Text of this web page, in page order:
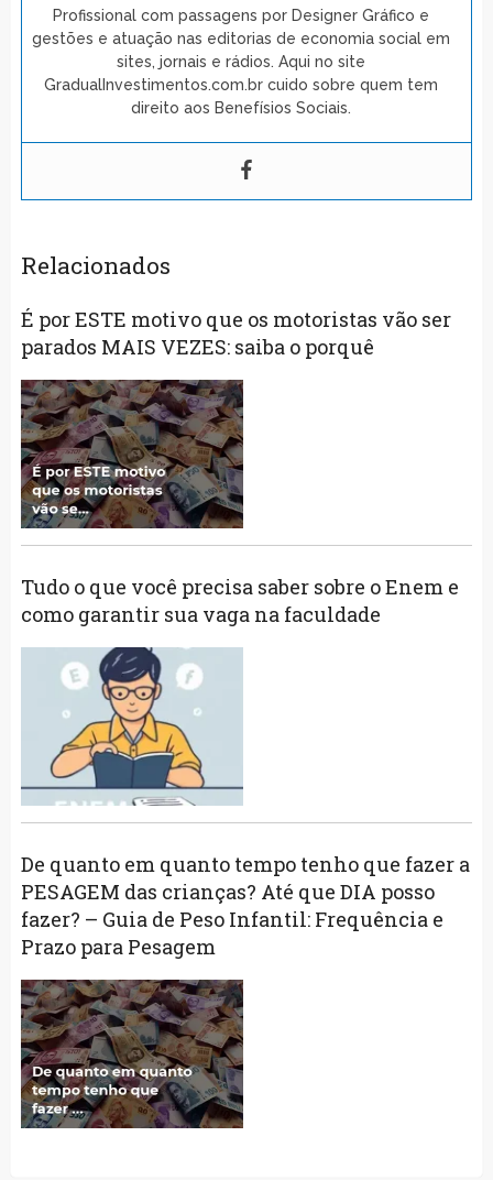
Profissional com passagens por Designer Gráfico e
gestões e atuação nas editorias de economia social em
sites, jornais e rádios. Aqui no site
GradualInvestimentos.com.br cuido sobre quem tem
direito aos Benefísios Sociais.
Relacionados
É por ESTE motivo que os motoristas vão ser
parados MAIS VEZES: saiba o porquê
Tudo o que você precisa saber sobre o Enem e
como garantir sua vaga na faculdade
De quanto em quanto tempo tenho que fazer a
PESAGEM das crianças? Até que DIA posso
fazer? – Guia de Peso Infantil: Frequência e
Prazo para Pesagem